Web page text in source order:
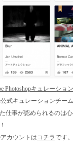
Photoshopキュレーショ
公式キュレーションチー
仕事が認められるのは
アカウントは コチラです